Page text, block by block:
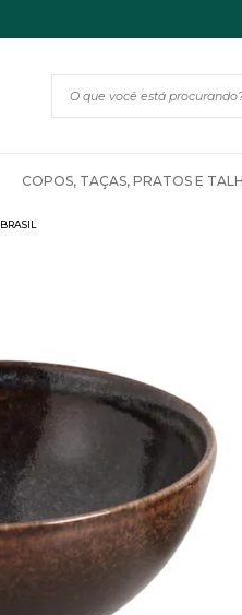
COPOS, TAÇAS, PRATOS E